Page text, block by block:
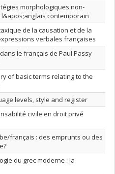
morphologiques non-
contemporain
de la causation et de la
verbales françaises
le français de Paul Passy
of basic terms relating to the
levels, style and register
civile en droit privé
français : des emprunts ou des
du grec moderne : la